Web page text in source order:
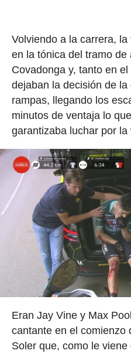
Volviendo a la carrera,
en la tónica del tramo
Covadonga y, tanto en
dejaban la decisión de
rampas, llegando los
minutos de ventaja lo
garantizaba luchar por la
Eran Jay Vine y Max
cantante en el comienzo
Soler que, como le